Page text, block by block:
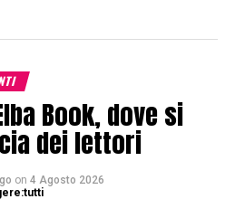
Book, dove si
dei lettori
on 4 Agosto 2026